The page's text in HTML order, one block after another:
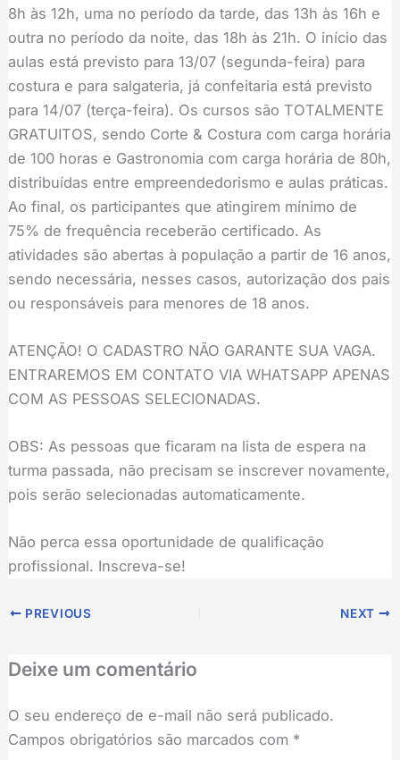
8h às 12h, uma no período da tarde, das 13h às 16h e
outra no período da noite, das 18h às 21h. O início das
aulas está previsto para 13/07 (segunda-feira) para
costura e para salgateria, já confeitaria está previsto
para 14/07 (terça-feira). Os cursos são TOTALMENTE
GRATUITOS, sendo Corte & Costura com carga horária
de 100 horas e Gastronomia com carga horária de 80h,
distribuídas entre empreendedorismo e aulas práticas.
Ao final, os participantes que atingirem mínimo de
75% de frequência receberão certificado. As
atividades são abertas à população a partir de 16 anos,
sendo necessária, nesses casos, autorização dos pais
ou responsáveis para menores de 18 anos.
ATENÇÃO! O CADASTRO NÃO GARANTE SUA VAGA.
ENTRAREMOS EM CONTATO VIA WHATSAPP APENAS
COM AS PESSOAS SELECIONADAS.
OBS: As pessoas que ficaram na lista de espera na
turma passada, não precisam se inscrever novamente,
pois serão selecionadas automaticamente.
Não perca essa oportunidade de qualificação
profissional. Inscreva-se!
PREVIOUS NEXT
Deixe um comentário
O seu endereço de e-mail não será publicado.
Campos obrigatórios são marcados com *